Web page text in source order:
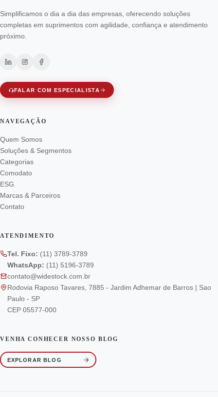
Simplificamos o dia a dia das empresas, oferecendo soluções
completas em suprimentos com agilidade, confiança e atendimento
próximo.
FALAR COM ESPECIALISTA
NAVEGAÇÃO
Quem Somos
Soluções & Segmentos
Categorias
Comodato
ESG
Marcas & Parceiros
Contato
ATENDIMENTO
Tel. Fixo: (11) 3789-3789
WhatsApp: (11) 5196-3789
contato@widestock.com.br
Rodovia Raposo Tavares, 7885 - Jardim Adhemar de Barros | Sao
Paulo - SP
CEP 05577-000
VENHA CONHECER NOSSO BLOG
EXPLORAR BLOG